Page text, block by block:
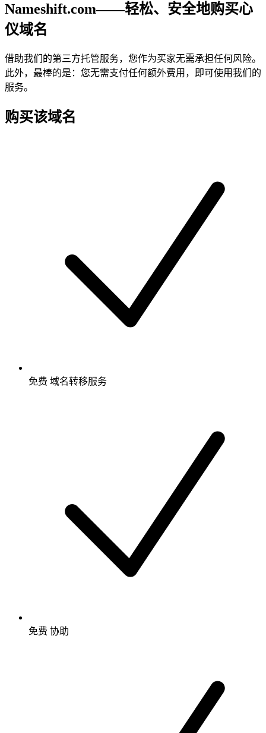
Nameshift.com——轻松、安全地购买心
仪域名
借助我们的第三方托管服务，您作为买家无需承担任何风险。
此外，最棒的是：您无需支付任何额外费用，即可使用我们的
服务。
购买该域名
免费 域名转移服务
免费 协助